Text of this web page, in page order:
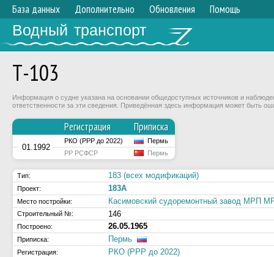
База данных Дополнительно Обновления Помощь
Водный транспорт
Т-103
Информация о судне указана на основании общедоступных источников и
ответственности за эти сведения. Приведённая здесь информация может быть
Регистрация Приписка
01.1992
РКО (РРР до 2022)
Пермь
РР РСФСР
Пермь
Тип: 183 (всех модификаций)
Проект: 183А
Место постройки: Касимовский судоремонтный завод МРП
Строительный №: 146
Построено: 26.05.1965
Приписка: Пермь
Регистрация: РКО (РРР до 2022)